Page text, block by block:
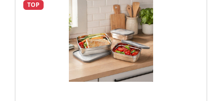
TOP